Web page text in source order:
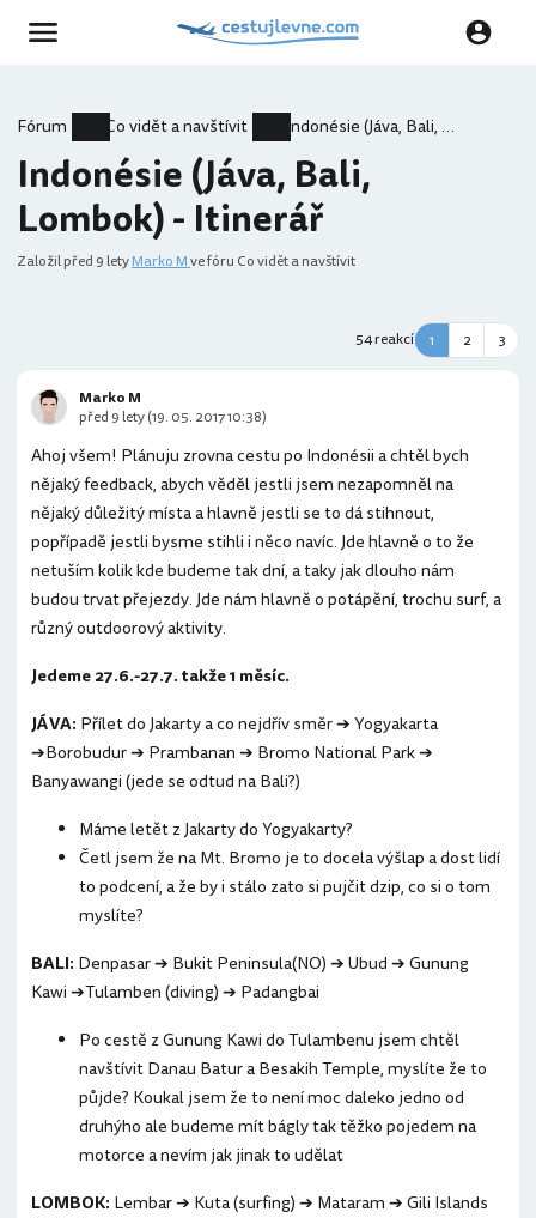
Fórum Co vidět a navštívit Indonésie (Jáva, Bali, Lombok) - Itinerář
Indonésie (Jáva, Bali,
Lombok) - Itinerář
Založilpřed 9 letyMarko Mve fóru Co vidět a navštívit
54 reakcí 1 2 3
Ahoj všem! Plánuju zrovna cestu po Indonésii a chtěl bych
nějaký feedback, abych věděl jestli jsem nezapomněl na
nějaký důležitý místa a hlavně jestli se to dá stihnout,
popřípadě jestli bysme stihli i něco navíc. Jde hlavně o to že
netuším kolik kde budeme tak dní, a taky jak dlouho nám
budou trvat přejezdy. Jde nám hlavně o potápění, trochu surf, a
různý outdoorový aktivity.
Jedeme 27.6.-27.7. takže 1 měsíc.
JÁVA: Přílet do Jakarty a co nejdřív směr ➔ Yogyakarta
➔Borobudur ➔ Prambanan ➔ Bromo National Park ➔
Banyawangi (jede se odtud na Bali?)
Máme letět z Jakarty do Yogyakarty?
Četl jsem že na Mt. Bromo je to docela výšlap a dost lidí
to podcení, a že by i stálo zato si pujčit dzip, co si o tom
myslíte?
BALI: Denpasar ➔ Bukit Peninsula(NO) ➔ Ubud ➔ Gunung
Kawi ➔Tulamben (diving) ➔ Padangbai
Po cestě z Gunung Kawi do Tulambenu jsem chtěl
navštívit Danau Batur a Besakih Temple, myslíte že to
půjde? Koukal jsem že to není moc daleko jedno od
druhýho ale budeme mít bágly tak těžko pojedem na
motorce a nevím jak jinak to udělat
LOMBOK: Lembar ➔ Kuta (surfing) ➔ Mataram ➔ Gili Islands
Marko M
před 9 lety (19. 05. 2017 10:38)